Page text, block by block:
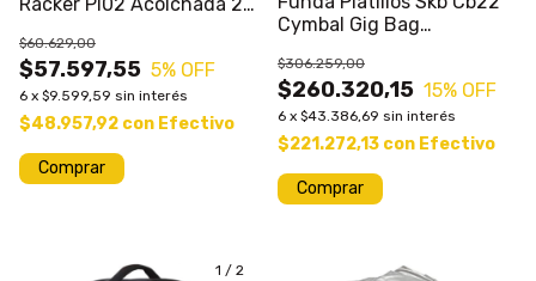
$57.597,55
$60.629,00
5% OFF
6 x $9.599,59 sin interés
$48.957,92 con Efectivo
Comprar
Cymbal Gig Bag
$260.320,15
$306.259,00
15% OFF
6 x $43.386,69 sin interés
$221.272,13 con Efectivo
Comprar
1 / 2